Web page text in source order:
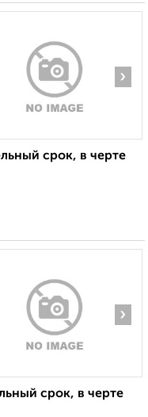
›
срок, в черте
›
срок, в черте